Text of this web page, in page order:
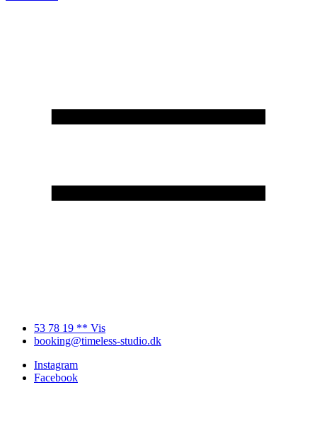
53 78 19 ** Vis
booking@timeless-studio.dk
Instagram
Facebook